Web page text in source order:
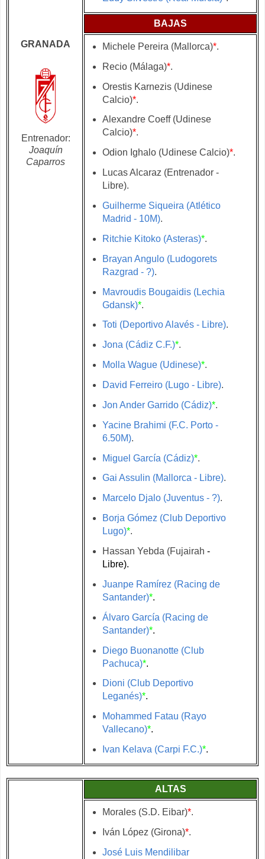
GRANADA
Entrenador:
Joaquín
Caparros
BAJAS
Michele Pereira (Mallorca)*.
Recio (Málaga)*.
Orestis Karnezis (Udinese
Calcio)*.
Alexandre Coeff (Udinese
Calcio)*.
Odion Ighalo (Udinese Calcio)*.
Lucas Alcaraz (Entrenador -
Libre).
Guilherme Siqueira (Atlético
Madrid - 10M).
Ritchie Kitoko (Asteras)*.
Brayan Angulo (Ludogorets
Razgrad - ?).
Mavroudis Bougaidis (Lechia
Gdansk)*.
Toti (Deportivo Alavés - Libre).
Jona (Cádiz C.F.)*.
Molla Wague (Udinese)*.
David Ferreiro (Lugo - Libre).
Jon Ander Garrido (Cádiz)*.
Yacine Brahimi (F.C. Porto -
6.50M).
Miguel García (Cádiz)*.
Gai Assulin (Mallorca - Libre).
Marcelo Djalo (Juventus - ?).
Borja Gómez (Club Deportivo
Lugo)*.
Hassan Yebda (Fujairah -
Libre).
Juanpe Ramírez (Racing de
Santander)*.
Álvaro García (Racing de
Santander)*.
Diego Buonanotte (Club
Pachuca)*.
Dioni (Club Deportivo
Leganés)*.
Mohammed Fatau (Rayo
Vallecano)*.
Ivan Kelava (Carpi F.C.)*.
ALTAS
Morales (S.D. Eibar)*.
Iván López (Girona)*.
José Luis Mendilibar